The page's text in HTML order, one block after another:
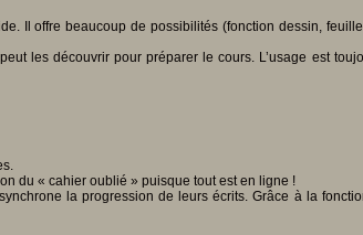
Il offre beaucoup de possibilités (fonction dessin,
les découvrir pour préparer le cours. L’usage est
du « cahier oublié » puisque tout est en ligne !
la progression de leurs écrits. Grâce à la